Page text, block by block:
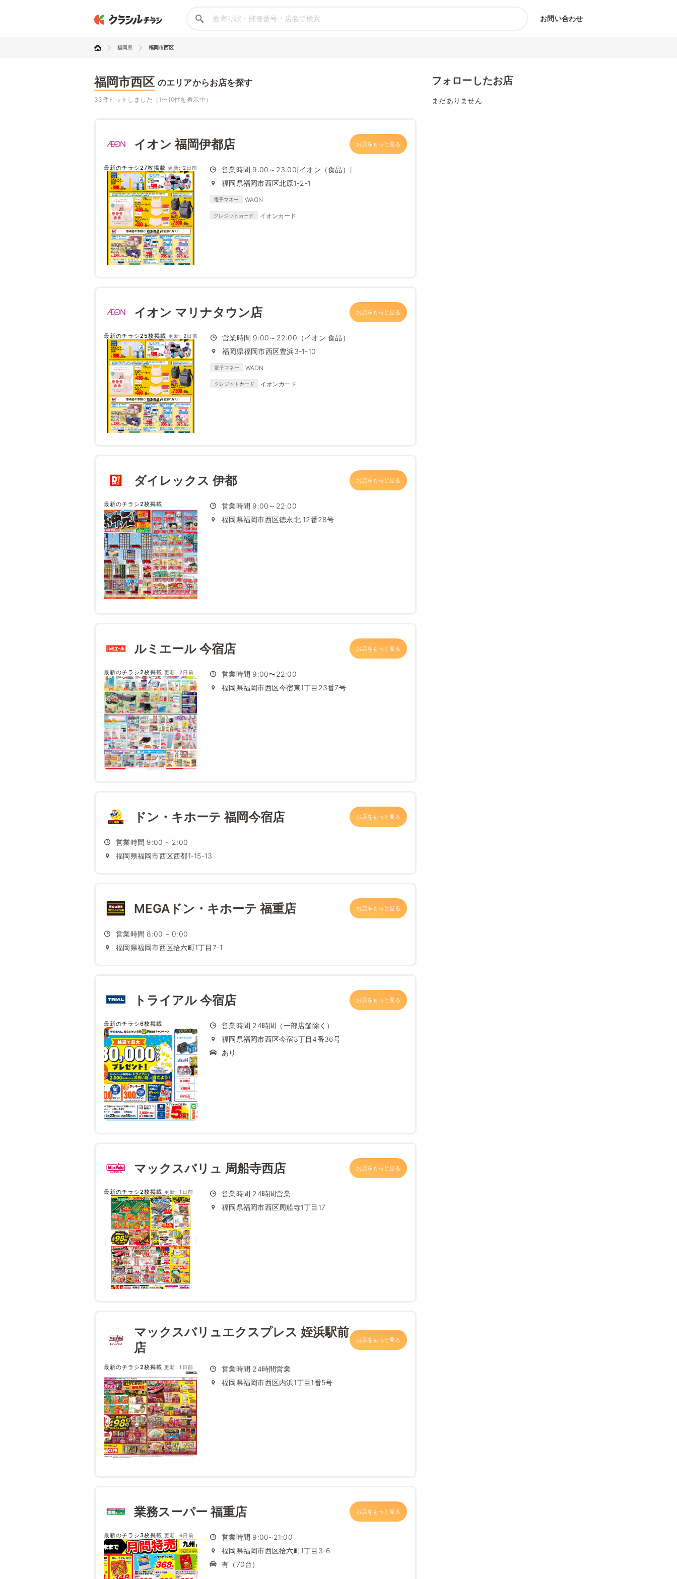
お問い合わせ
福岡県 福岡市西区
福岡市西区 のエリアからお店を探す
33件ヒットしました（1〜10件を表示中）
イオン 福岡伊都店 お店をもっと見る
最新のチラシ27枚掲載 更新: 2日前
営業時間 9:00～23:00[イオン（食品）]
福岡県福岡市西区北原1-2-1
電子マネー WAON
クレジットカード イオンカード
イオン マリナタウン店 お店をもっと見る
最新のチラシ25枚掲載 更新: 2日前
営業時間 9:00～22:00（イオン 食品）
福岡県福岡市西区豊浜3-1-10
電子マネー WAON
クレジットカード イオンカード
ダイレックス 伊都 お店をもっと見る
最新のチラシ2枚掲載
営業時間 9:00～22:00
福岡県福岡市西区徳永北 12番28号
ルミエール 今宿店 お店をもっと見る
最新のチラシ2枚掲載 更新: 2日前
営業時間 9:00〜22:00
福岡県福岡市西区今宿東1丁目23番7号
ドン・キホーテ 福岡今宿店 お店をもっと見る
営業時間 9:00 ~ 2:00
福岡県福岡市西区西都1-15-13
MEGAドン・キホーテ 福重店 お店をもっと見る
営業時間 8:00 ~ 0:00
福岡県福岡市西区拾六町1丁目7-1
トライアル 今宿店 お店をもっと見る
最新のチラシ6枚掲載
営業時間 24時間（一部店舗除く）
福岡県福岡市西区今宿3丁目4番36号
あり
マックスバリュ 周船寺西店 お店をもっと見る
最新のチラシ2枚掲載 更新: 1日前
営業時間 24時間営業
福岡県福岡市西区周船寺1丁目17
マックスバリュエクスプレス 姪浜駅前
店
お店をもっと見る
最新のチラシ2枚掲載 更新: 1日前
営業時間 24時間営業
福岡県福岡市西区内浜1丁目1番5号
業務スーパー 福重店 お店をもっと見る
最新のチラシ3枚掲載 更新: 6日前
営業時間 9:00~21:00
福岡県福岡市西区拾六町1丁目3-6
有（70台）
フォローしたお店
まだありません